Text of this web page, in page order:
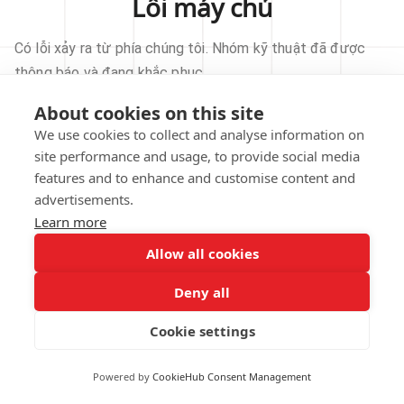
About cookies on this site
We use cookies to collect and analyse information on
site performance and usage, to provide social media
features and to enhance and customise content and
advertisements.
Learn more
Allow all cookies
Deny all
Cookie settings
Powered by CookieHub Consent Management
Lỗi máy chủ
Có lỗi xảy ra từ phía chúng tôi. Nhóm kỹ thuật đã được
thông báo và đang khắc phục.
THỬ LẠI
VỀ TRANG CHỦ
notified.